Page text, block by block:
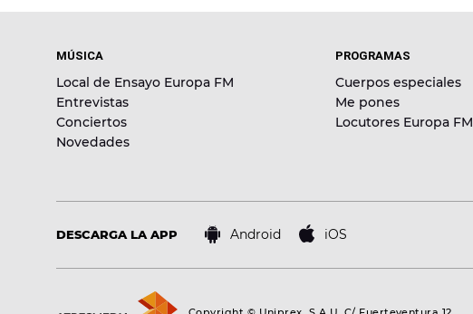
MÚSICA
Local de Ensayo Europa FM
Entrevistas
Conciertos
Novedades
PROGRAMAS
Cuerpos especiales
Me pones
Locutores Europa FM
DESCARGA LA APP Android iOS